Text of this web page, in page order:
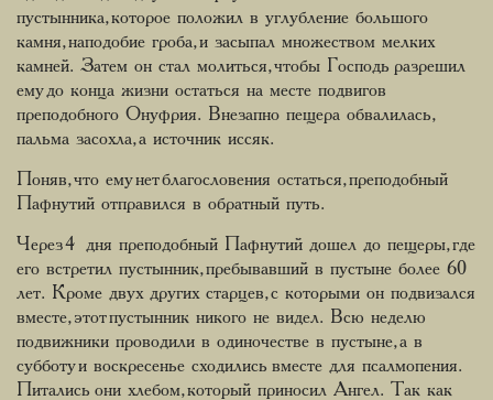
пустынника, которое положил в углубление большого
камня, наподобие гроба, и засыпал множеством мелких
камней. Затем он стал молиться, чтобы Господь разрешил
ему до конца жизни остаться на месте подвигов
преподобного Онуфрия. Внезапно пещера обвалилась,
пальма засохла, а источник иссяк.
Поняв, что ему нет благословения остаться, преподобный
Пафнутий отправился в обратный путь.
Через 4 дня преподобный Пафнутий дошел до пещеры, где
его встретил пустынник, пребывавший в пустыне более 60
лет. Кроме двух других старцев, с которыми он подвизался
вместе, этот пустынник никого не видел. Всю неделю
подвижники проводили в одиночестве в пустыне, а в
субботу и воскресенье сходились вместе для псалмопения.
Питались они хлебом, который приносил Ангел. Так как